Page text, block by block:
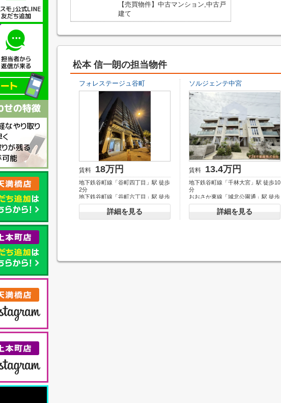
【売買物件】中古マンション,中古戸
建て
松本 信一朗の担当物件
フォレステージュ谷町
賃料 18万円
地下鉄谷町線「谷町四丁目」駅 徒歩
2分
地下鉄谷町線「谷町六丁目」駅 徒歩
5分
地下鉄中央線「堺筋本町」駅 徒歩16
分
詳細を見る
ソルジェンテ中宮
賃料 13.4万円
地下鉄谷町線「千林大宮」駅 徒歩10
分
おおさか東線「城北公園通」駅 徒歩
10分
地下鉄谷町線「関目高殿」駅 徒歩20
分
詳細を見る